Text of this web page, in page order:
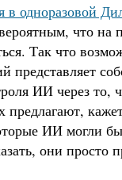
в одноразовой
что на
Так что
представляет
ИИ через то,
ИИ могли
они просто